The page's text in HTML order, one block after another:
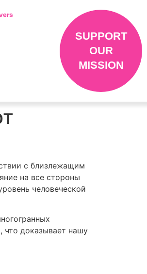
SUPPORT
OUR
MISSION
с близлежащим
на все стороны
человеческой
доказывает нашу